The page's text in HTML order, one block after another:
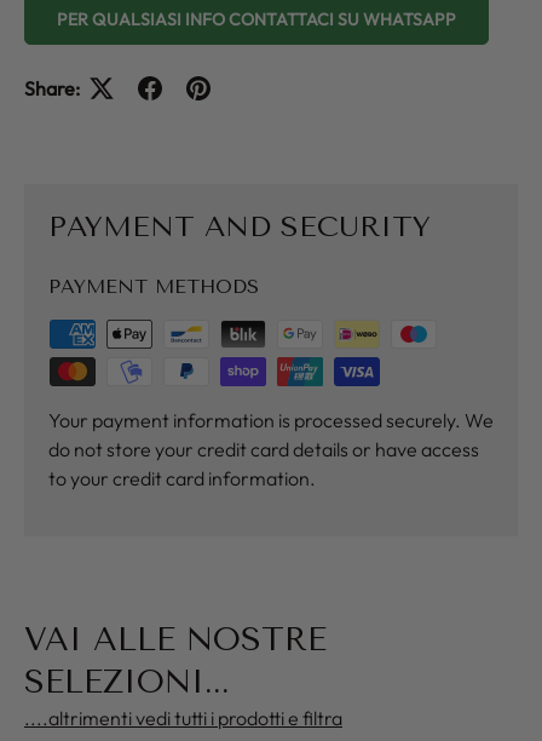
PER QUALSIASI INFO CONTATTACI SU WHATSAPP
Share:
PAYMENT AND SECURITY
PAYMENT METHODS
Your payment information is processed securely. We
do not store your credit card details or have access
to your credit card information.
VAI ALLE NOSTRE
SELEZIONI...
....altrimenti vedi tutti i prodotti e filtra